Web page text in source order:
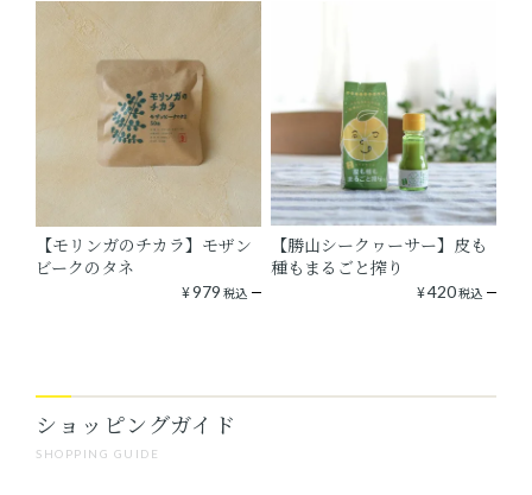
【モリンガのチカラ】モザン
ビークのタネ
¥979 税込
【勝山シークヮーサー】皮も
種もまるごと搾り
¥420税込
SHOPPING GUIDE
ショッピングガイド